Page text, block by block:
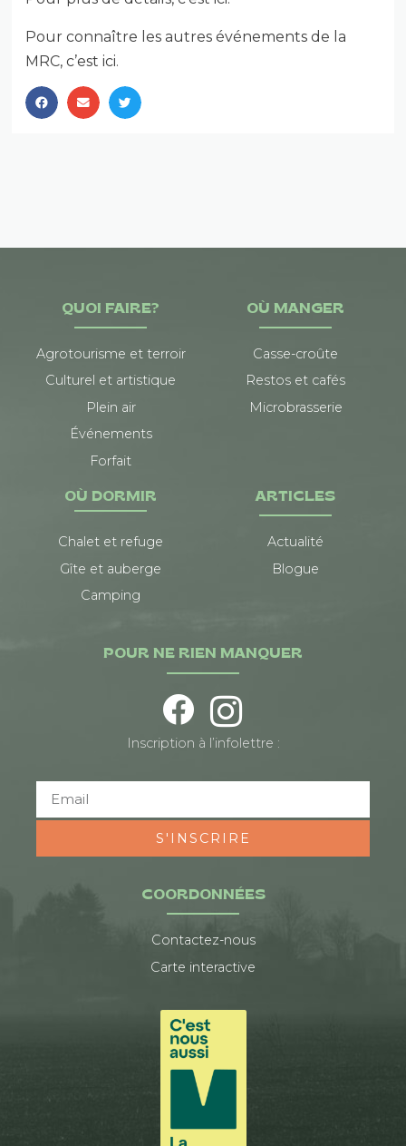
Pour connaître les autres événements de la
MRC, c’est ici.
QUOI FAIRE?
Agrotourisme et terroir
Culturel et artistique
Plein air
Événements
Forfait
OÙ MANGER
Casse-croûte
Restos et cafés
Microbrasserie
OÙ DORMIR
Chalet et refuge
Gîte et auberge
Camping
ARTICLES
Actualité
Blogue
COORDONNÉES
Contactez-nous
Carte interactive
POUR NE RIEN MANQUER
Inscription à l’infolettre :
S'INSCRIRE